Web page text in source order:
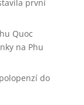
první
Quoc
na Phu
do